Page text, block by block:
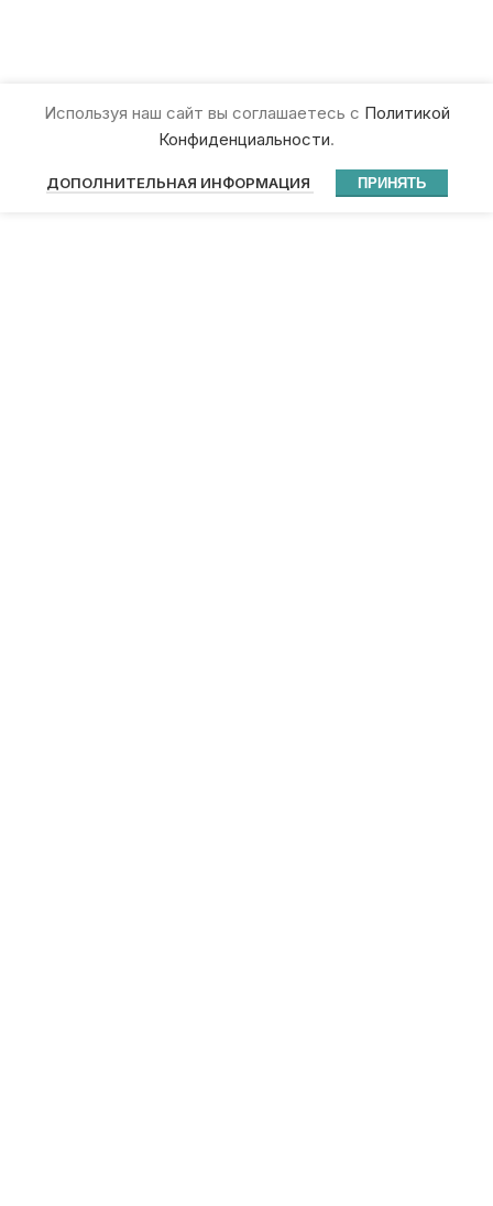
Используя наш сайт вы соглашаетесь с Политикой
Конфиденциальности.
ДОПОЛНИТЕЛЬНАЯ ИНФОРМАЦИЯ ПРИНЯТЬ